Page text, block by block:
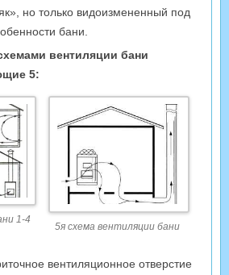
но только видоизмененный под
бани.
вентиляции бани
5:
1-4
5я схема вентиляции бани
вентиляционное отверстие